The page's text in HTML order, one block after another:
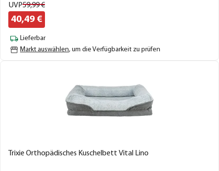
UVP59,99€
40,49 €
Lieferbar
Markt auswählen, um die Verfügbarkeit zu prüfen
Trixie Orthopädisches Kuschelbett Vital Lino